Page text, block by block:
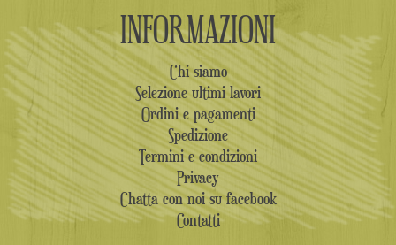
INFORMAZIONI
Chi siamo
Selezione ultimi lavori
Ordini e pagamenti
Spedizione
Termini e condizioni
Privacy
Chatta con noi su facebook
Contatti